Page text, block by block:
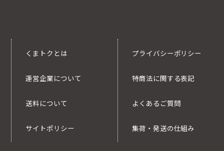
くまトクとは
運営企業について
送料について
サイトポリシー
プライバシーポリシー
特商法に関する表記
よくあるご質問
集荷・発送の仕組み